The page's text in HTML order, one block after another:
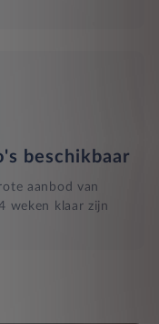
beschikbaar
aanbod van
weken klaar zijn